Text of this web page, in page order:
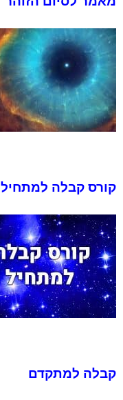
קורס קבלה למתחיל
קבלה למתקדם